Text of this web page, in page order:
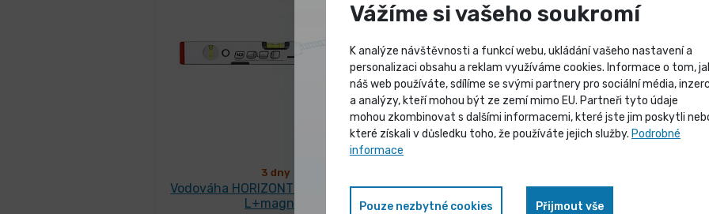
3 dny
Vodováha HORIZONT VVM 500mm 2
L+magnet
Vodováha HORIZONT VVN 3L
500mm 3 libely
Vážíme si vašeho soukromí
K analýze návštěvnosti a funkcí webu, ukládání vašeho nastavení a
personalizaci obsahu a reklam využíváme cookies. Informace o tom,
náš web používáte, sdílíme se svými partnery pro sociální média,
a analýzy, kteří mohou být ze zemí mimo EU. Partneři tyto údaje
mohou zkombinovat s dalšími informacemi, které jste jim poskytli
které získali v důsledku toho, že používáte jejich služby. Podrobné
informace
Pouze nezbytné cookies Přijmout vše
Výprodej skladových